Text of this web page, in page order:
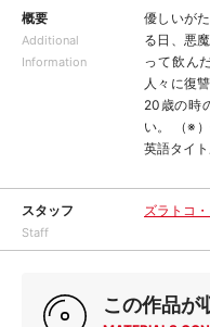
概要
Additional
Information
優しいが
る日、悪
って飲ん
人々に復
20歳の時
い。 （※
英語タイ
スタッフ
Staff
ズラトコ
この作品が